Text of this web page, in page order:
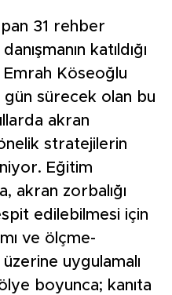
31 rehber
katıldığı
Köseoğlu
sürecek olan bu
akran
stratejilerin
Eğitim
akran zorbalığı
edilebilmesi için
ve ölçme-
uygulamalı
boyunca; kanıta